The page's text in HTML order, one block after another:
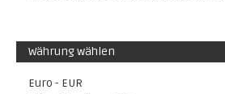
Währung wählen
Euro - EUR